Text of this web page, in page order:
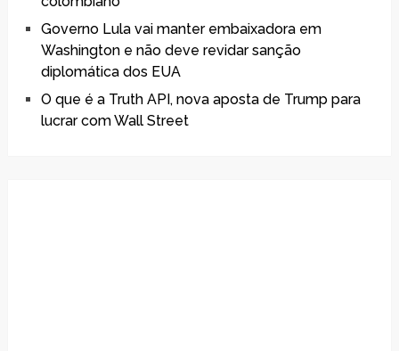
Governo Lula vai manter embaixadora em
Washington e não deve revidar sanção
diplomática dos EUA
O que é a Truth API, nova aposta de Trump para
lucrar com Wall Street